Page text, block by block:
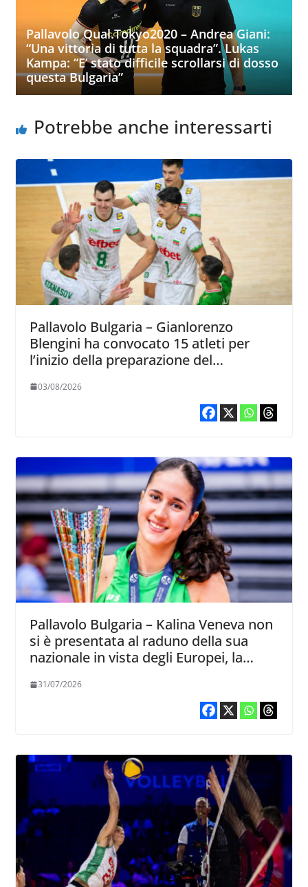
Pallavolo Qual.Tokyo2020 – Andrea Giani:
“Una vittoria di tutta la squadra”. Lukas
Kampa: “E’ stato difficile scrollarsi di dosso
questa Bulgaria”
Potrebbe anche interessarti
Pallavolo Bulgaria – Gianlorenzo
Blengini ha convocato 15 atleti per
l’inizio della preparazione del
03/08/2026
Pallavolo Bulgaria – Kalina Veneva non
si è presentata al raduno della sua
nazionale in vista degli Europei, la
31/07/2026